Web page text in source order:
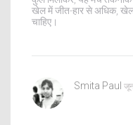
खेल में जीत-हार से अधिक, खेल
चाहिए।
Smita Paul